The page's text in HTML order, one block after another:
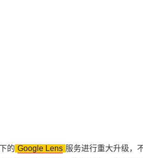
的 Google Lens 服务进行重大升级，